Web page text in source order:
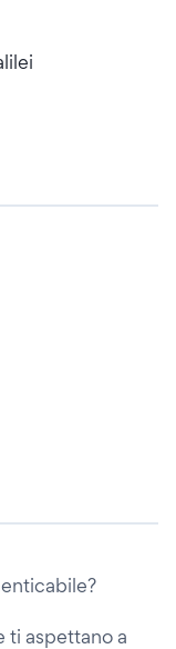
ti aspettano a